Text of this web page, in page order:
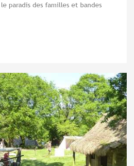
paradis des familles et bandes